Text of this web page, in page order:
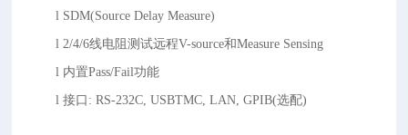
l SDM(Source Delay Measure)
l2/4/6线电阻测试远程V-source和Measure Sensing
l 内置Pass/Fail功能
l接口 : RS-232C, USBTMC, LAN, GPIB(选配)